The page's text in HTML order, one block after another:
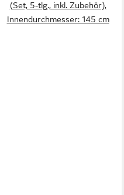
(Set, 5-tlg., inkl. Zubehör),
Innendurchmesser: 145 cm